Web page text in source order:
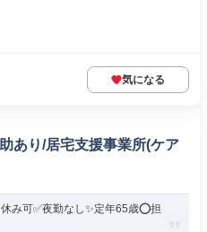
気になる
あり/居宅支援事業所(ケア
み可✅️夜勤なし✨定年65歳⭕️担